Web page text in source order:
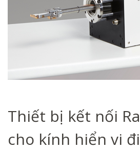
Thiết bị kết nối
cho kính hiển vi